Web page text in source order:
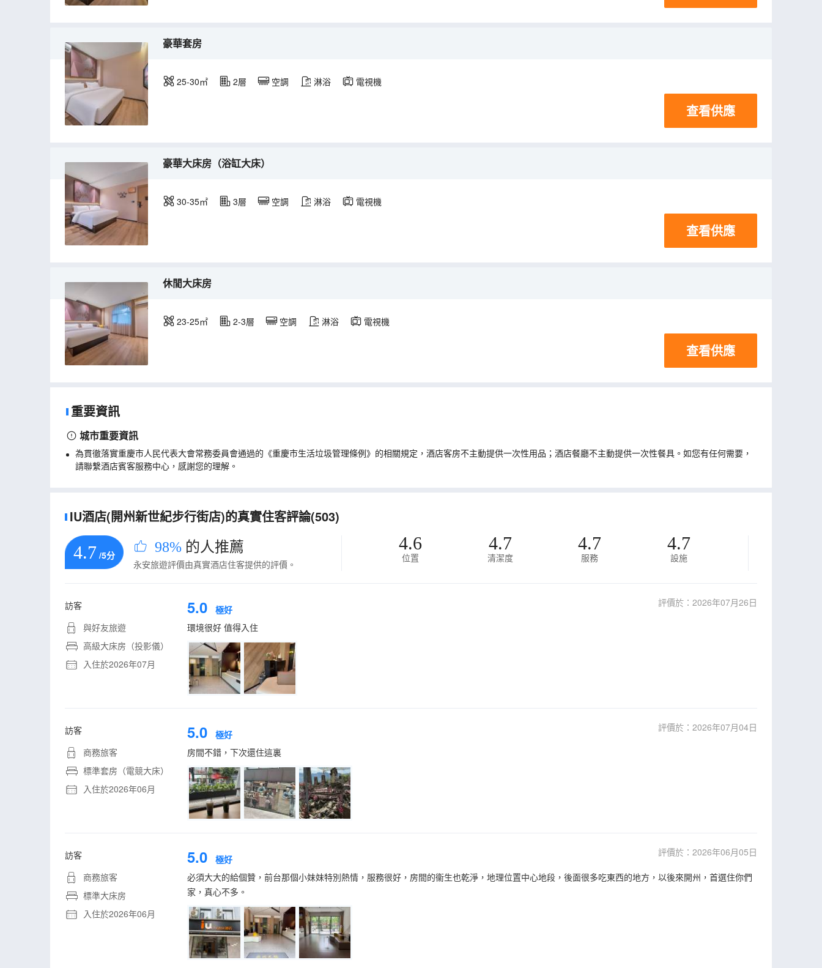
豪華套房
25-30㎡ 2層 空調 淋浴 電視機
查看供應
豪華大床房（浴缸大床）
30-35㎡ 3層 空調 淋浴 電視機
查看供應
休閒大床房
23-25㎡ 2-3層 空調 淋浴 電視機
查看供應
重要資訊
城市重要資訊
為貫徹落實重慶市人民代表大會常務委員會通過的《重慶市生活垃圾管理條例》的相關規定，酒店客房不主動提供一次性用品；酒店餐廳不主動提供一次性餐具。如您有任何需要，
請聯繫酒店賓客服務中心，感謝您的理解。
IU酒店(開州新世紀步行街店)的真實住客評論(503)
4.7 /5分 98% 的人推薦
永安旅遊評價由真實酒店住客提供的評價。
4.6
位置
4.7
清潔度
4.7
服務
4.7
設施
訪客
與好友旅遊
高級大床房（投影儀）
入住於2026年07月
5.0 極好
評價於：2026年07月26日
環境很好 值得入住
訪客
商務旅客
標準套房（電競大床）
入住於2026年06月
5.0 極好
評價於：2026年07月04日
房間不錯，下次還住這裏
訪客
商務旅客
標準大床房
入住於2026年06月
5.0 極好
評價於：2026年06月05日
必須大大的給個贊，前台那個小妹妹特別熱情，服務很好，房間的衞生也乾淨，地理位置中心地段，後面很多吃東西的地方，以後來開州，首選住你們
家，真心不多。